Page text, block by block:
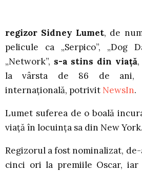
regizor Sidney Lumet, de
pelicule ca „Serpico”, „Dog
„Network”, s-a stins din viaţă,
la vârsta de 86 de ani,
internaţională, potrivit NewsIn.
Lumet suferea de o boală
viaţă în locuinţa sa din New York.
Regizorul a fost nominalizat,
cinci ori la premiile Oscar,